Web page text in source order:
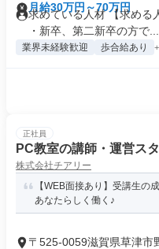
月給30万円～70万円
求めている人材 【求める
・新卒、第二新卒の方で...
業界未経験歓迎 歩合給あり
正社員
PC教室の講師・運営ス
株式会社チアリー
【WEB面接あり】受講生
あなたらしく働く♪
〒525-0059滋賀県草津市